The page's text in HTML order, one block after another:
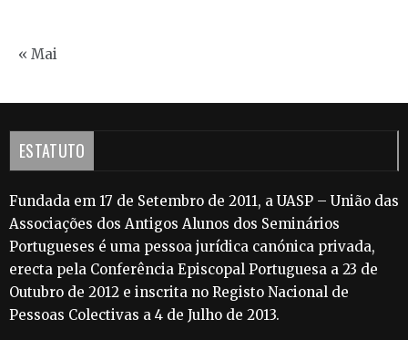
« Mai
ESTATUTO
Fundada em 17 de Setembro de 2011, a UASP – União das
Associações dos Antigos Alunos dos Seminários
Portugueses é uma pessoa jurídica canónica privada,
erecta pela Conferência Episcopal Portuguesa a 23 de
Outubro de 2012 e inscrita no Registo Nacional de
Pessoas Colectivas a 4 de Julho de 2013.